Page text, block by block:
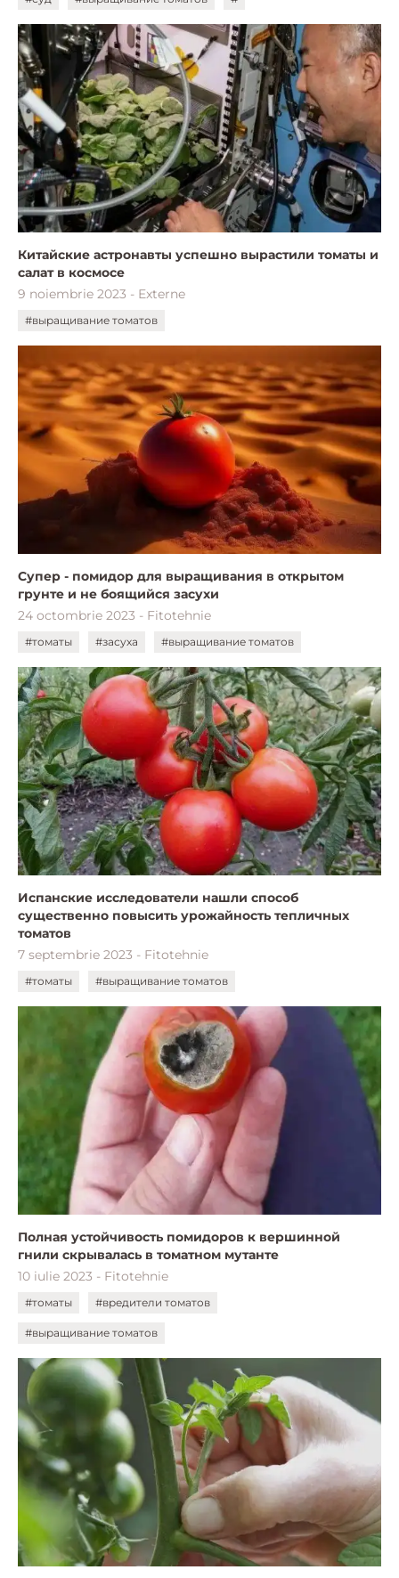
Китайские астронавты успешно вырастили томаты и
салат в космосе
9 noiembrie 2023 - Externe
#выращивание томатов
Супер - помидор для выращивания в открытом
грунте и не боящийся засухи
24 octombrie 2023 - Fitotehnie
#томаты #засуха #выращивание томатов
Испанские исследователи нашли способ
существенно повысить урожайность тепличных
томатов
7 septembrie 2023 - Fitotehnie
#томаты #выращивание томатов
Полная устойчивость помидоров к вершинной
10 iulie 2023 - Fitotehnie
#томаты #вредители томатов
#выращивание томатов